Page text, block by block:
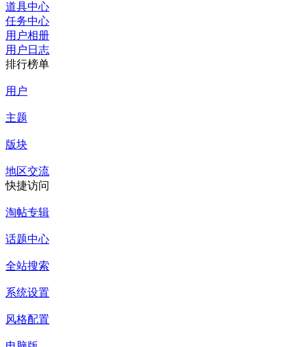
道具中心
任务中心
用户相册
用户日志
排行榜单
用户
主题
版块
地区交流
快捷访问
淘帖专辑
话题中心
全站搜索
系统设置
风格配置